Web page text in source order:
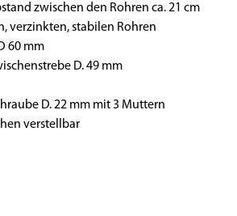
zwischen den Rohren ca. 21 cm
verzinkten, stabilen Rohren
60 mm
D. 49 mm
D. 22 mm mit 3 Muttern
verstellbar